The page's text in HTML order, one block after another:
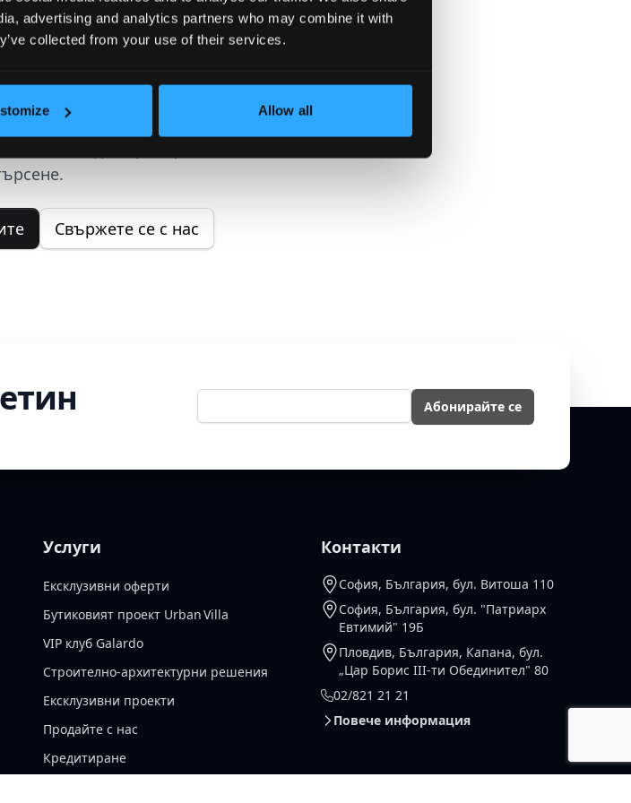
advertising and analytics partners who may combine it with
collected from your use of their services.
Allow all
имоти
отговарящи на вашите
Свържете се с нас
Е-мейл
Абонирайте се
Услуги
Ексклузивни оферти
Бутиковият проект Urban Villa
VIP клуб Galardo
Строително-архитектурни решения
Ексклузивни проекти
Продайте с нас
Кредитиране
Контакти
София, България, бул. Витоша 110
София, България, бул. "Патриарх
Евтимий" 19Б
Пловдив, България, Капана, бул.
„Цар Борис III-ти Обединител" 80
02/821 21 21
Повече информация